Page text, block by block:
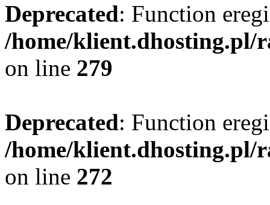
Deprecated: Function
/home/klient.dhosting.pl/
on line 279
Deprecated: Function
/home/klient.dhosting.pl/
on line 272